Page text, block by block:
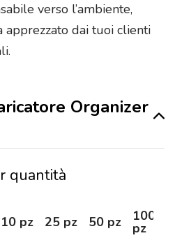
verso l’ambiente,
apprezzato dai tuoi clienti
Organizer
quantità
10 pz 25 pz 50 pz 100
pz